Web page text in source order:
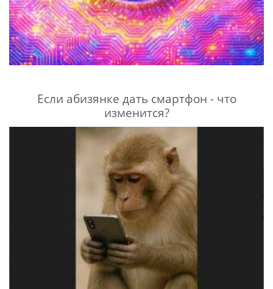
Если абизянке дать смартфон - что
изменится?